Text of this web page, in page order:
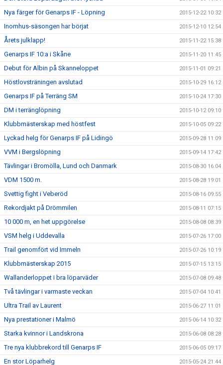
Nya färger för Genarps IF - Löpning 2015-12-22 10:32
Inomhus-säsongen har börjat 2015-12-10 12:54
Årets julklapp! 2015-11-22 15:38
Genarps IF 10:a i Skåne 2015-11-20 11:45
Debut för Albin på Skanneloppet 2015-11-01 09:21
Höstlovsträningen avslutad 2015-10-29 16:12
Genarps IF på Terräng SM 2015-10-24 17:30
DM i terränglöpning 2015-10-12 09:10
Klubbmästerskap med höstfest 2015-10-05 09:22
Lyckad helg för Genarps IF på Lidingö 2015-09-28 11:09
VVM i Bergslöpning 2015-09-14 17:42
Tävlingar i Bromölla, Lund och Danmark 2015-08-30 16:04
VDM 1500 m. 2015-08-28 19:01
Svettig fight i Veberöd 2015-08-16 09:55
Rekordjakt på Drömmilen 2015-08-11 07:15
10 000 m, en het uppgörelse 2015-08-08 08:39
VSM helg i Uddevalla 2015-07-26 17:00
Trail genomfört vid Immeln 2015-07-26 10:19
Klubbmästerskap 2015 2015-07-15 13:15
Wallanderloppet i bra löparväder 2015-07-08 09:48
Två tävlingar i varmaste veckan 2015-07-04 10:41
Ultra Trail av Laurent 2015-06-27 11:01
Nya prestationer i Malmö 2015-06-14 10:32
Starka kvinnor i Landskrona 2015-06-08 08:28
Tre nya klubbrekord till Genarps IF 2015-06-05 09:17
En stor Löparhelg 2015-05-24 21:44